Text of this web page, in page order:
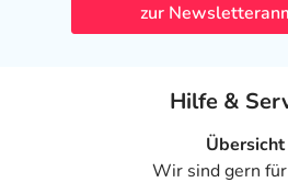
zur
Hilfe &
Übersicht
Wir sind gern